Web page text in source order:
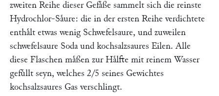
zweiten Reihe dieser Gefaͤße sammelt sich die reinste
Hydrochlor-Saͤure: die in der ersten Reihe verdichtete
enthaͤlt etwas wenig Schwefelsaure, und zuweilen
schwefelsaure Soda und kochsalzsaures Eilen. Alle
diese Flaschen maͤßen zur Haͤlfte mit reinem Wasser
gefuͤllt seyn, welches 2/5 seines Gewichtes
kochsalzsaures Gas verschlingt.